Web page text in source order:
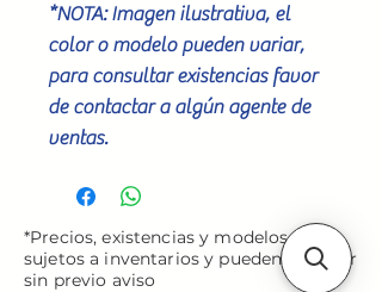
*NOTA: Imagen ilustrativa, el
color o modelo pueden variar,
para consultar existencias favor
de contactar a algún agente de
ventas.
*Precios, existencias y modelos están
sujetos a inventarios y pueden cambiar
sin previo aviso